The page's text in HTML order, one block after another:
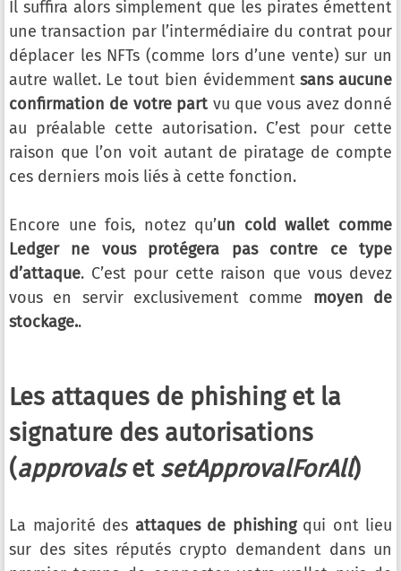
Il suffira alors simplement que les pirates émettent
une transaction par l’intermédiaire du contrat pour
déplacer les NFTs (comme lors d’une vente) sur un
autre wallet. Le tout bien évidemmentsans aucune
confirmation de votre part vu que vous avez donné
au préalable cette autorisation. C’est pour cette
raison que l’on voit autant de piratage de compte
ces derniers mois liés à cette fonction.
Encore une fois, notez qu’un cold wallet comme
Ledger ne vous protégera pas contre ce type
d’attaque. C’est pour cette raison que vous devez
vous en servir exclusivement comme moyen de
stockage..
Les attaques de phishing et la
signature des autorisations
(approvalset setApprovalForAll)
La majorité des attaques de phishingqui ont lieu
sur des sites réputés crypto demandent dans un